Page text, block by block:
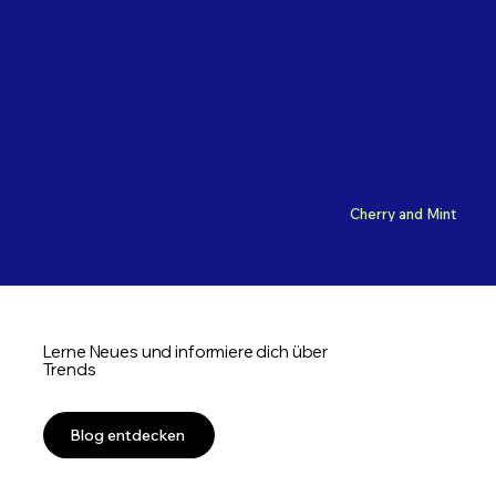
Cherry and Mint
Lerne Neues und informiere dich über
Trends
Blog entdecken